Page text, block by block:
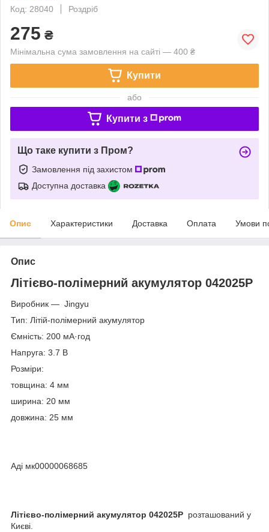
Код: 28040
Роздріб
275 ₴
Мінімальна сума замовлення на сайті — 400 ₴
Купити
або
Купити з
Що таке купити з Пром?
Замовлення під захистом
Доступна доставка
Опис Характеристики Доставка Оплата Умови
Опис
Літієво-полімерний акумулятор 042025P
Виробник — Jingyu
Тип: Літій-полімерний акумулятор
Ємність: 200 мА·год
Напруга: 3.7 В
Розміри:
товщина: 4 мм
ширина: 20 мм
довжина: 25 мм
Аді мк00000068685
Літієво-полімерний акумулятор 042025P розташований у
Києві.